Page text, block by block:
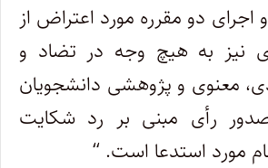
دو مقرره مورد اعتراض از
نیز به هیچ وجه در تضاد و
معنوی و پژوهشی دانشجویان
صدور رأی مبنی بر رد شکایت
مورد استدعا است. “